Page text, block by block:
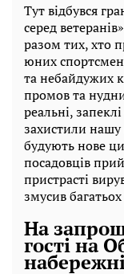
Тут відбувся
серед
разом тих, хто
юних
та небайдужих
промов та
реальні,
захистили нашу
будують нове
посадовців
пристрасті
змусив
На
гості на